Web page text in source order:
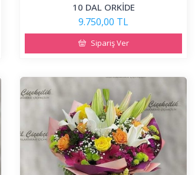
10 DAL ORKİDE
9.750,00 TL
Sipariş Ver